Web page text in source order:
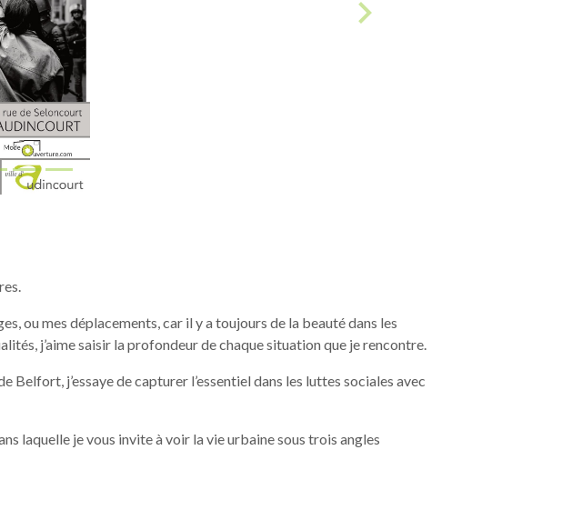
ou mes déplacements, car il y a toujours de la beauté dans les
j’aime saisir la profondeur de chaque situation que je rencontre.
j’essaye de capturer l’essentiel dans les luttes sociales avec
laquelle je vous invite à voir la vie urbaine sous trois angles